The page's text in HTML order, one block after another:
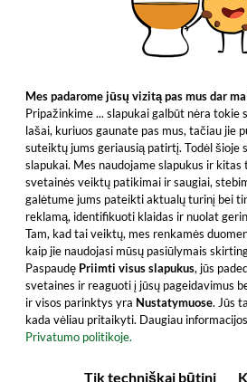
Mes padarome jūsų vizitą pas mus dar
Pripažinkime ... slapukai galbūt nėra tokie
lašai, kuriuos gaunate pas mus, tačiau jie
suteiktų jums geriausią patirtį. Todėl šioje
slapukai. Mes naudojame slapukus ir kitas
svetainės veiktų patikimai ir saugiai,
galėtume jums pateikti aktualų turinį bei
reklamą, identifikuoti klaidas ir nuolat
Tam, kad tai veiktų, mes renkamės
kaip jie naudojasi mūsų pasiūlymais
Paspaudę Priimti visus slapukus, jūs
svetaines ir reaguoti į jūsų pageidavimus
ir visos parinktys yra Nustatymuose. Jūs
kada vėliau pritaikyti. Daugiau
Privatumo politikoje.
Tik techniškai būtini